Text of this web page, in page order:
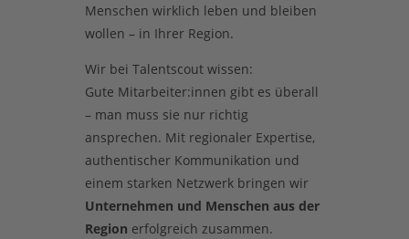
Menschen wirklich leben und bleiben
wollen – in Ihrer Region.
Wir bei Talentscout wissen:
Gute Mitarbeiter:innen gibt es überall
– man muss sie nur richtig
ansprechen. Mit regionaler Expertise,
authentischer Kommunikation und
einem starken Netzwerk bringen wir
Unternehmen und Menschen aus der
Region erfolgreich zusammen.